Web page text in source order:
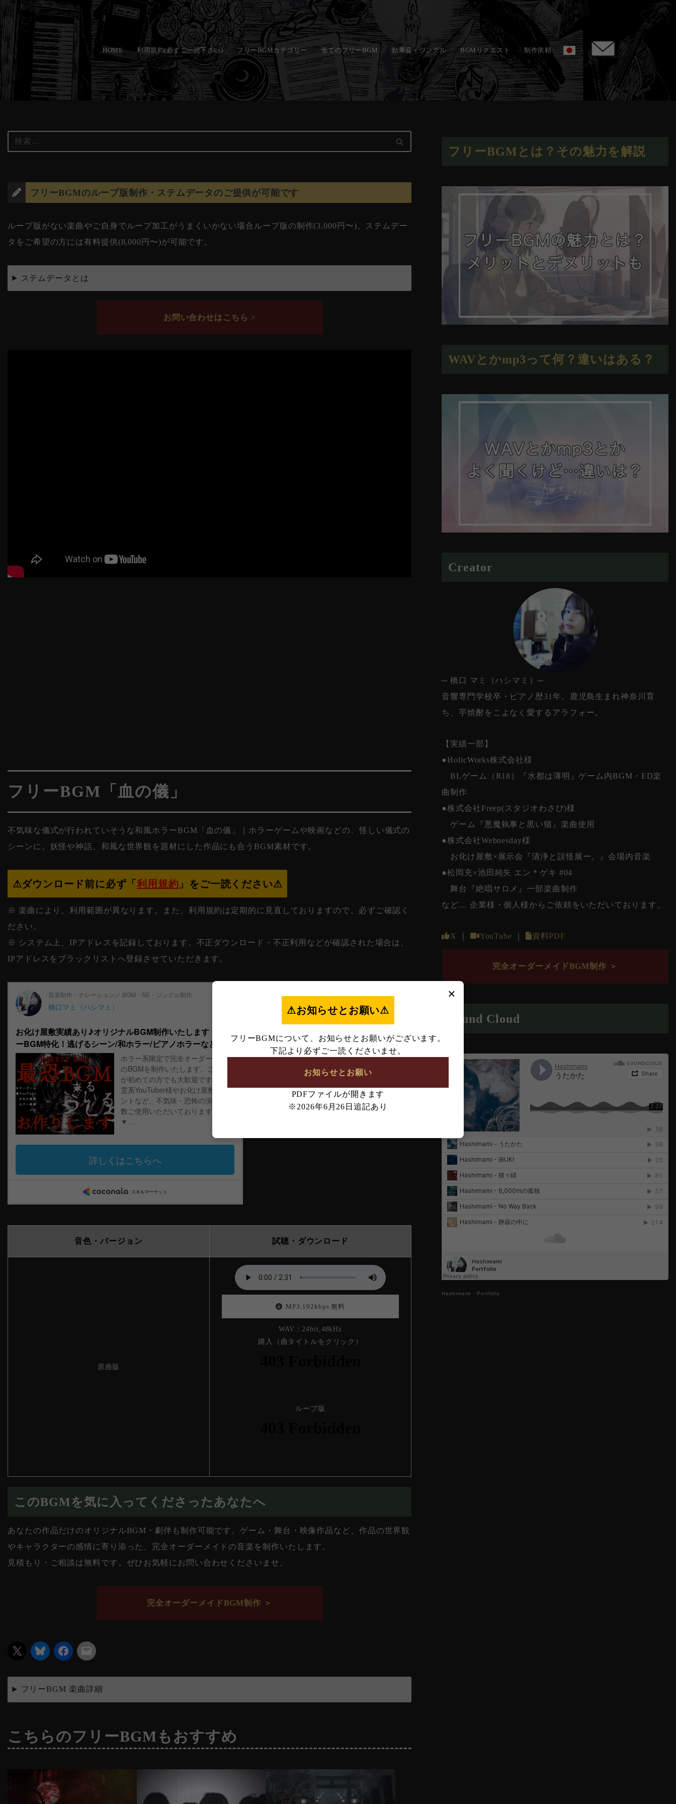
コ
ン
テ
ン
ツ
キ
HOME 利用規約(必ずご一読下さい) フリーBGMカテゴリー 全てのフリーBGM 効果音・ジングル BGMリクエスト 制作依頼
フリーBGMのループ版制作・ステムデータのご提供が可能です
ループ版がない楽曲やご自身でループ加工がうまくいかない場合ループ版の制作(3,000円〜)、ステムデー
タをご希望の方には有料提供(8,000円〜)が可能です。
ステムデータとは
お問い合わせはこちら >
フリーBGM「血の儀」
不気味な儀式が行われていそうな和風ホラーBGM「血の儀」｜ホラーゲームや映画などの、怪しい儀式の
シーンに。妖怪や神話、和風な世界観を題材にした作品にも合うBGM素材です。
⚠︎ダウンロード前に必ず「利用規約 」をご一読ください⚠︎
※ 楽曲により、利用範囲が異なります。また、利用規約は定期的に見直しておりますので、必ずご確認く
ださい。
※ システム上、IPアドレスを記録しております。不正ダウンロード・不正利用などが確認された場合は、
IPアドレスをブラックリストへ登録させていただきます。
音色・バージョン 試聴・ダウンロード
原曲版
MP3:192kbps 無料
WAV：24bit,48kHz
購入（曲タイトルをクリック）
ループ版
このBGMを気に入ってくださったあなたへ
あなたの作品だけのオリジナルBGM・劇伴も制作可能です。ゲーム・舞台・映像作品など、作品の世界観
やキャラクターの感情に寄り添った、完全オーダーメイドの音楽を制作いたします。
見積もり・ご相談は無料です。ぜひお気軽にお問い合わせくださいませ。
完全オーダーメイドBGM制作 ＞
フリーBGM 楽曲詳細
こちらのフリーBGMもおすすめ
フリーBGMとは？その魅力を解説
WAVとかmp3って何？違いはある？
Creator
─ 橋口 マミ（ハシマミ）─
音響専門学校卒・ピアノ歴31年。鹿児島生まれ神奈川育
ち、芋焼酎をこよなく愛するアラフォー。
【実績一部】
●HolicWorks株式会社様
BLゲーム（R18）『水都は薄明』ゲーム内BGM・ED楽
曲制作
●株式会社Freep(スタジオわさび)様
ゲーム『悪魔執事と黒い猫』楽曲使用
●株式会社Webnesday様
お化け屋敷×展示会『清浄と誤怪展ー。』会場内音楽
●松岡充×池田純矢 エン＊ゲキ #04
舞台『絶唱サロメ』一部楽曲制作
など… 企業様・個人様からご依頼をいただいております。
X YouTube 資料PDF
完全オーダーメイドBGM制作 ＞
Sound Cloud
Hashimami · Portfolio
×
⚠︎お知らせとお願い⚠︎
フリーBGMについて、お知らせとお願いがございます。
下記より必ずご一読くださいませ。
お知らせとお願い
PDFファイルが開きます
※2026年6月26日追記あり